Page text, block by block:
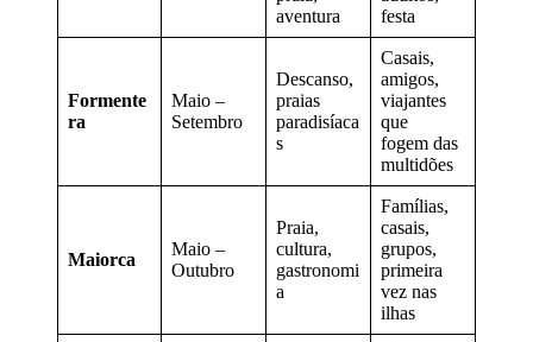
aventura
festa
Formente
ra
Maio –
Setembro
Descanso,
praias
paradisíaca
s
Casais,
amigos,
viajantes
que
fogem das
multidões
Maiorca
Maio –
Outubro
Praia,
cultura,
gastronomi
a
Famílias,
casais,
grupos,
primeira
vez nas
ilhas